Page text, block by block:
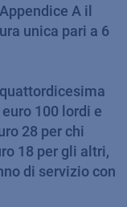
A il
unica pari a 6
100 lordi e
28 per chi
18 per gli altri,
di servizio con